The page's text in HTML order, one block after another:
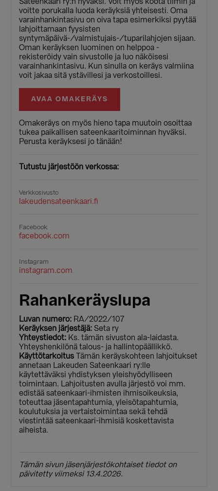
Sateenkaari ry:n hyväksi. Voit myös koota tiimin ja
voitte porukalla luoda keräyksiä yhteisesti. Oma
varainhankintasivu on oiva tapa esimerkiksi pyytää
lahjoittamaan fyysisten
syntymäpäivä-/valmistujais-/tuparilahjojen sijaan.
Oman keräyksen luominen on helppoa -
rekisteröidy vain sivustolle ja luo näköisesi
varainhankintasivu. Kun sinulla on keräys valmiina
voit jakaa sitä ystävillesi ja verkostoillesi.
AVAA OMAKERÄYS
Omakeräys on myös hieno tapa muutoin osoittaa
tukea paikallisen sateenkaaritoiminnan hyväksi.
Perusta keräyksesi jo tänään!
Tutustu järjestöön verkossa:
Verkkosivusto
lakeudensateenkaari.fi
Facebook
facebook.com
Instagram
instagram.com
Rahankeräyslupa
Luvan numero: RA/2022/107
Keräyksen järjestäjä: Seta ry
Yhteystiedot: Ks. tämän sivuston ala-laidasta.
Yhteyshenkilönä talous- ja hallintopäällikkö.
Käyttötarkoitus Tämän keräyskohteen lahjoitukset
annetaan Lakeuden Sateenkaari ry:lle
käytettäväksi yhdistyksen yleishyödylliseen
toimintaan. Lahjoitusten avulla järjestö voi mm.
edistää sateenkaari-ihmisten ihmisoikeuksia,
toteuttaa jäsentapahtumia, yleisötapahtumia,
koulutuksia ja vertaistoimintaa sekä tehdä
viestintää sateenkaari-ihmisiä koskettavista
aiheista.
Tämän sivun jäsenjärjestökohtaiset tiedot on
päivitetty viimeksi 13.4.2026.